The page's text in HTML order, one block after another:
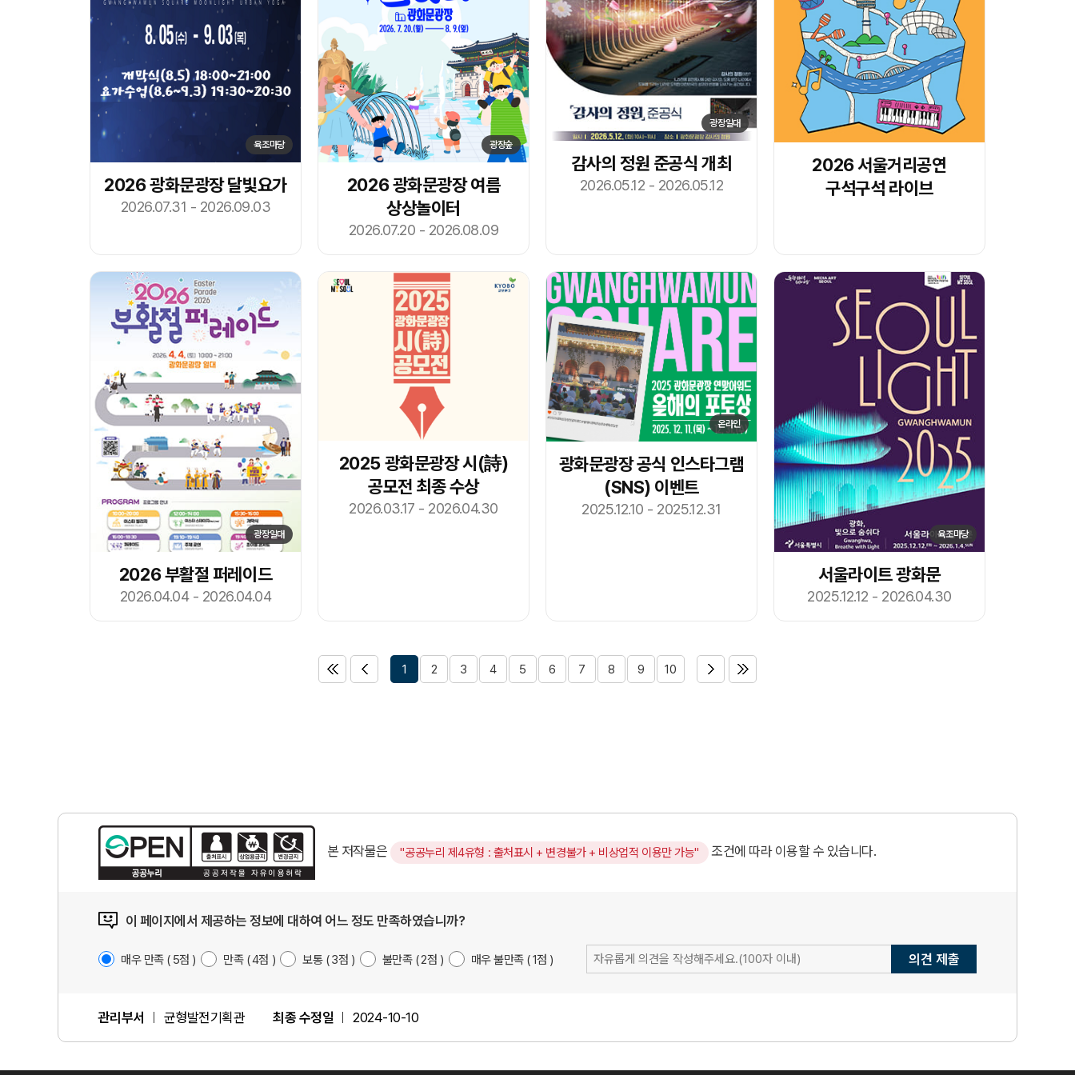
육조마당
2026 광화문광장 달빛요가
2026.07.31 - 2026.09.03
광장숲
2026 광화문광장 여름
상상놀이터
2026.07.20 - 2026.08.09
광장일대
감사의 정원 준공식 개최
2026.05.12 - 2026.05.12
2026 서울거리공연
구석구석 라이브
광장일대
2026 부활절 퍼레이드
2026.04.04 - 2026.04.04
2025 광화문광장 시(詩)
공모전 최종 수상
2026.03.17 - 2026.04.30
온라인
광화문광장 공식 인스타그램
(SNS) 이벤트
2025.12.10 - 2025.12.31
육조마당
서울라이트 광화문
2025.12.12 - 2026.04.30
1 2 3 4 5 6 7 8 9 10
본 저작물은 "공공누리 제4유형 : 출처표시 + 변경불가 + 비상업적 이용만 가능" 조건에 따라 이용할 수 있습니다.
이 페이지에서 제공하는 정보에 대하여 어느 정도 만족하였습니까?
매우 만족 5점 만족 4점 보통 3점 불만족 2점 매우 불만족 1점
의
의견 제출
관리부서 균형발전기획관 최종 수정일 2024-10-10